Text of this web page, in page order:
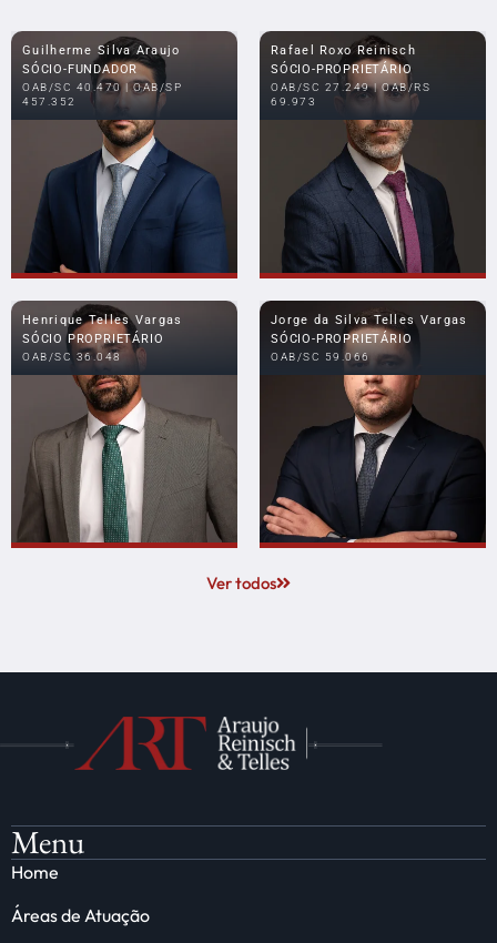
Guilherme Silva Araujo
SÓCIO-FUNDADOR
OAB/SC 40.470 | OAB/SP
457.352
Rafael Roxo Reinisch
SÓCIO-PROPRIETÁRIO
OAB/SC 27.249 | OAB/RS
69.973
Henrique Telles Vargas
SÓCIO PROPRIETÁRIO
OAB/SC 36.048
Jorge da Silva Telles Vargas
SÓCIO-PROPRIETÁRIO
OAB/SC 59.066
Ver todos
Menu
Home
Áreas de Atuação